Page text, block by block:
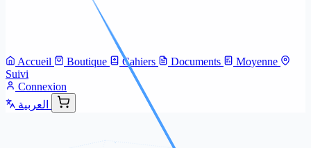
Accueil Boutique Cahiers Documents
Moyenne
Suivi
Connexion
العربية